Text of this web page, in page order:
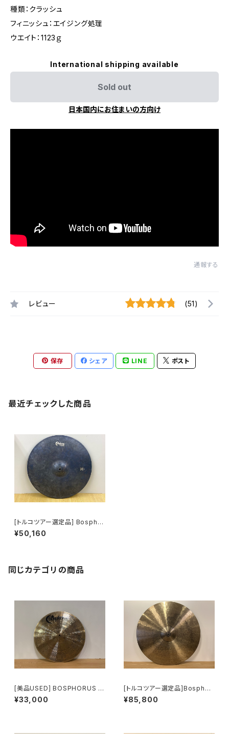
種類：クラッシュ
フィニッシュ：エイジング処理
ウエイト：1123ｇ
International shipping available
Sold out
日本国内にお住まいの方向け
通報する
レビュー (51)
保存 シェア LINE ポスト
最近チェックした商品
[トルコツアー選定品] Bosphor
us Painite Series 17"CRAS
H
¥50,160
同じカテゴリの商品
[美品USED] BOSPHORUS N
EW ORLEANS 16 CRASH
¥33,000
[トルコツアー選定品]Bosphor
us 1600 ERA Series RIDE 2
2"
¥85,800